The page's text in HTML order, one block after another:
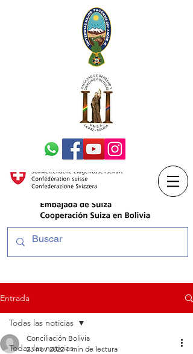
Entrada
Todas las noticias
Todas las noticias
Conciliación Bolivia
23 nov 2022 1 min de lectura